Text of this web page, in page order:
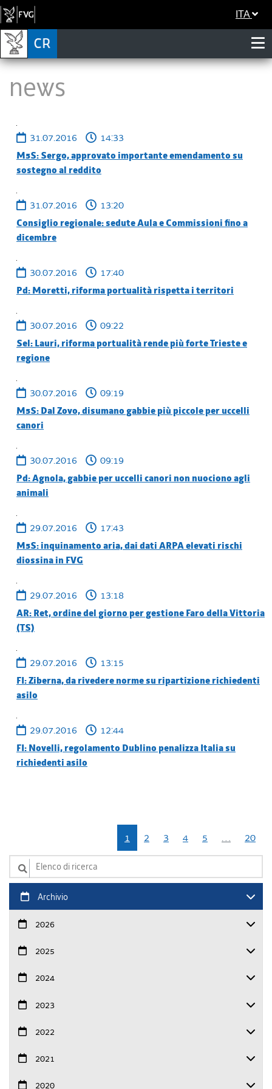
ITA
News
31.07.2016 14:33
M5S: Sergo, approvato importante emendamento su
sostegno al reddito
31.07.2016 13:20
Consiglio regionale: sedute Aula e Commissioni fino a
dicembre
30.07.2016 17:40
Pd: Moretti, riforma portualità rispetta i territori
30.07.2016 09:22
Sel: Lauri, riforma portualità rende più forte Trieste e
regione
30.07.2016 09:19
M5S: Dal Zovo, disumano gabbie più piccole per uccelli
canori
30.07.2016 09:19
Pd: Agnola, gabbie per uccelli canori non nuociono agli
animali
29.07.2016 17:43
M5S: inquinamento aria, dai dati ARPA elevati rischi
diossina in FVG
29.07.2016 13:18
AR: Ret, ordine del giorno per gestione Faro della Vittoria
(TS)
29.07.2016 13:15
FI: Ziberna, da rivedere norme su ripartizione richiedenti
asilo
29.07.2016 12:44
FI: Novelli, regolamento Dublino penalizza Italia su
richiedenti asilo
1 2 3 4 5 … 20
Elenco di ricerca
Archivio
2026
2025
2024
2023
2022
2021
2020